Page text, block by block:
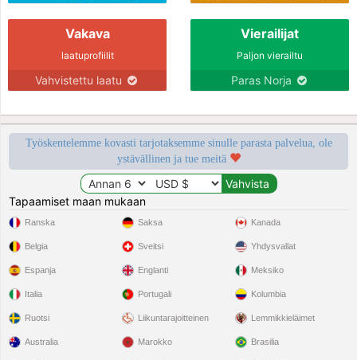
Vakava
laatuprofiilit
Vahvistettu laatu
Vierailijat
Paljon vierailtu
Paras Norja
Työskentelemme kovasti tarjotaksemme sinulle parasta palvelua, ole
ystävällinen ja tue meitä
Tapaamiset maan mukaan
Ranska
Belgia
Espanja
Italia
Ruotsi
Saksa
Sveitsi
Englanti
Portugali
Liikuntarajoitteinen
Kanada
Yhdysvallat
Meksiko
Kolumbia
Lemmikkieläimet
Australia Marokko Brasilia